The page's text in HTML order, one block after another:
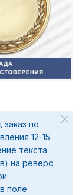
заказ по
12-15
текста
на реверс
поле